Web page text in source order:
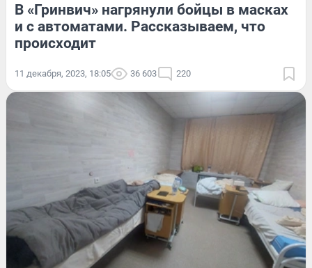
В «Гринвич» нагрянули бойцы в масках
и с автоматами. Рассказываем, что
происходит
11 декабря, 2023, 18:05 36 603 220